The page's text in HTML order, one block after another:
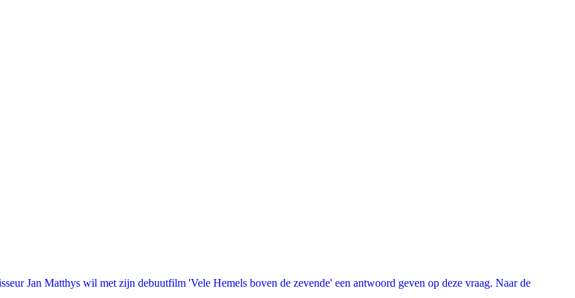
Jan Matthys wil met zijn debuutfilm 'Vele Hemels boven de zevende' een antwoord geven op deze vraag. Naar de